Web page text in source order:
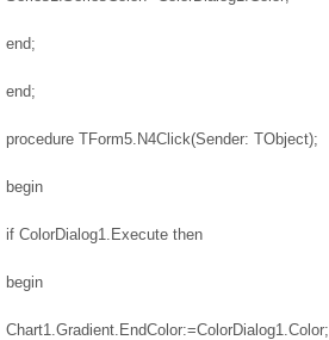
end;
end;
procedure TForm5.N4Click(Sender: TObject);
begin
if ColorDialog1.Execute then
begin
Chart1.Gradient.EndColor:=ColorDialog1.Color;